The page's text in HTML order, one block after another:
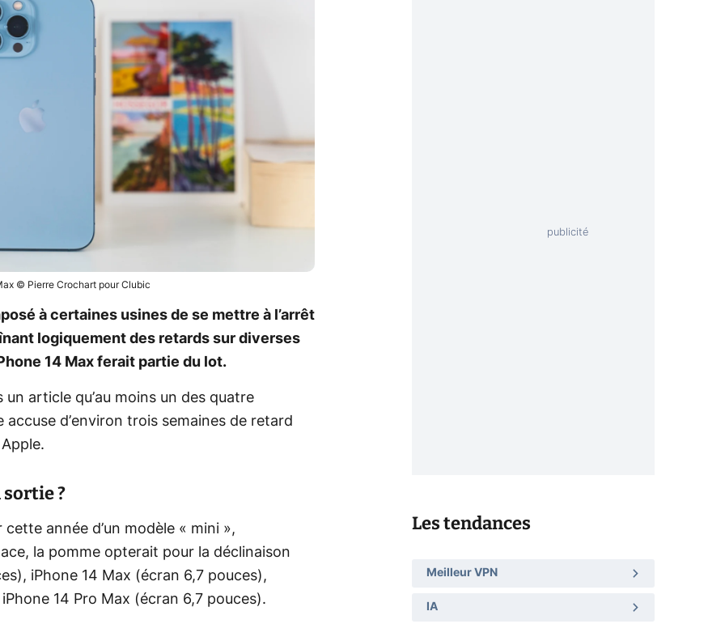
© Pierre Crochart pour Clubic
à certaines usines de se mettre à l’arrêt
logiquement des retards sur diverses
14 Max ferait partie du lot.
article qu’au moins un des quatre
accuse d’environ trois semaines de retard
sortie ?
année d’un modèle « mini »,
la pomme opterait pour la déclinaison
iPhone 14 Max (écran 6,7 pouces),
14 Pro Max (écran 6,7 pouces).
Les tendances
Meilleur VPN
IA